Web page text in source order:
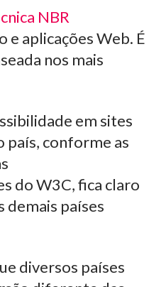
NBR
e aplicações Web. É
nos mais
em sites
país, conforme as
do W3C, fica claro
demais países
diversos países